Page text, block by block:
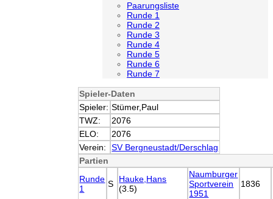
Paarungsliste
Runde 1
Runde 2
Runde 3
Runde 4
Runde 5
Runde 6
Runde 7
Spieler-Daten
Spieler: Stümer,Paul
TWZ:
2076
ELO:
2076
Verein:
SV Bergneustadt/Derschlag
Partien
Runde
1
S
Hauke,Hans
(3.5)
Naumburger
Sportverein
1951
1836